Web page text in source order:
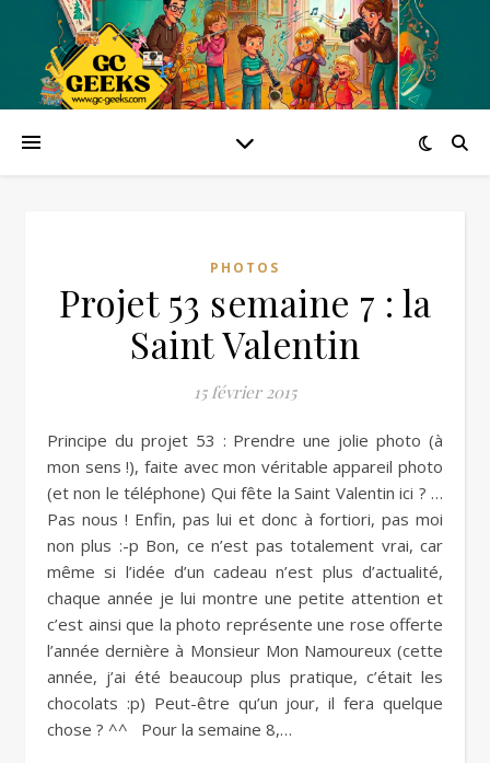
PHOTOS
Projet 53 semaine 7 : la
Saint Valentin
15 février 2015
Principe du projet 53 : Prendre une jolie photo (à
mon sens !), faite avec mon véritable appareil photo
(et non le téléphone) Qui fête la Saint Valentin ici ? …
Pas nous ! Enfin, pas lui et donc à fortiori, pas moi
non plus :-p Bon, ce n’est pas totalement vrai, car
même si l’idée d’un cadeau n’est plus d’actualité,
chaque année je lui montre une petite attention et
c’est ainsi que la photo représente une rose offerte
l’année dernière à Monsieur Mon Namoureux (cette
année, j’ai été beaucoup plus pratique, c’était les
chocolats :p) Peut-être qu’un jour, il fera quelque
chose ? ^^ Pour la semaine 8,…